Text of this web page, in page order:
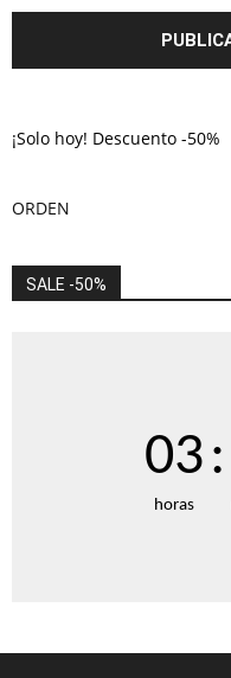
¡Solo hoy! Descuento -50%
ORDEN
SALE -50%
03
horas
: